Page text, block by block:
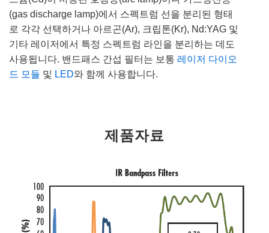
(gas discharge lamp)에서 스펙트럼 선을 분리된 형태
로 각각 선택하거나 아르곤(Ar), 크립톤(Kr), Nd:YAG 및
기타 레이저에서 특정 스펙트럼 라인을 분리하는 데도
사용됩니다. 밴드패스 간섭 필터는 보통 레이저 다이오
드 모듈 및 LED와 함께 사용합니다.
제품자료